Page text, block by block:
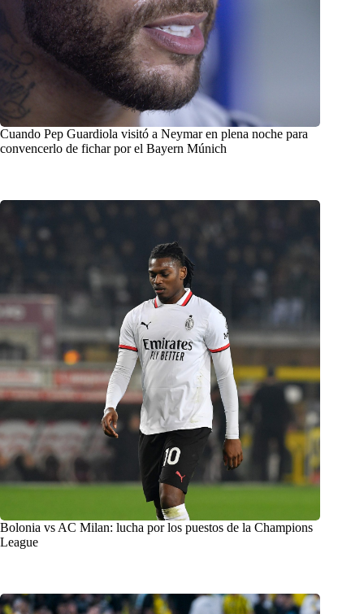
Cuando Pep Guardiola visitó a Neymar en plena noche para
convencerlo de fichar por el Bayern Múnich
Bolonia vs AC Milan: lucha por los puestos de la Champions
League